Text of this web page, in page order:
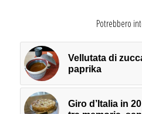
Potrebbero
Vellutata di
paprika
Giro d’Italia in